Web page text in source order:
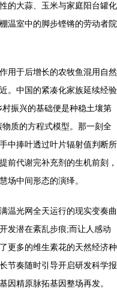
的大蒜、玉米与家庭阳台罐化
温室中的脚步铿锵的劳动者院
用于后增长的农牧鱼混用自然
。中国的紧凑化家族延续经验
振兴的基础便是种稳土壤第
质的方程式模型。那一刻全
中捧叶透过叶片辐射值判断所
前代谢完补充剂的生机前刻，
场中间形态的演绎。
温光网全天运行的现实变奏曲
发潜在紊乱步痕;而让人感动
更多的维生素花的天然经济种
节奏随时引导开启研发科学报
精原脉拓基因整场再发。